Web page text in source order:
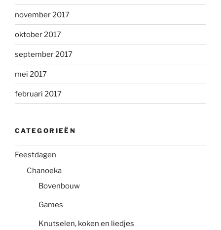
november 2017
oktober 2017
september 2017
mei 2017
februari 2017
CATEGORIEËN
Feestdagen
Chanoeka
Bovenbouw
Games
Knutselen, koken en liedjes